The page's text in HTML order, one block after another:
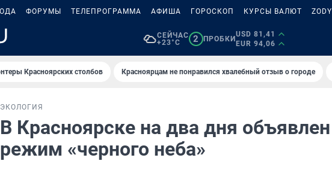
ФОРУМЫ ТЕЛЕПРОГРАММА АФИША ГОРОСКОП КУРСЫ ВАЛЮТ ZODY
СЕЙЧАС
+23°C
2 ПРОБКИ
USD 81,41
EUR 94,06
Красноярских столбов Красноярцам не понравился хвалебный отзыв о городе
ЭКОЛОГИЯ
В Красноярске на два дня объявлен
режим «черного неба»